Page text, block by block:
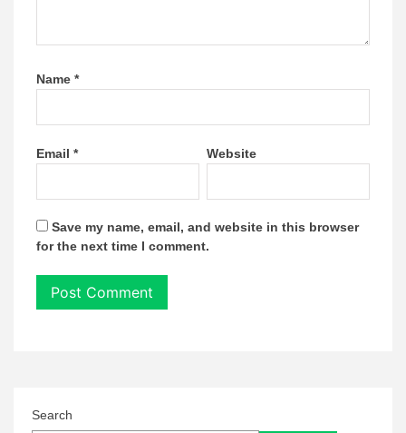
Name *
Email * Website
Save my name, email, and website in this browser
for the next time I comment.
Search